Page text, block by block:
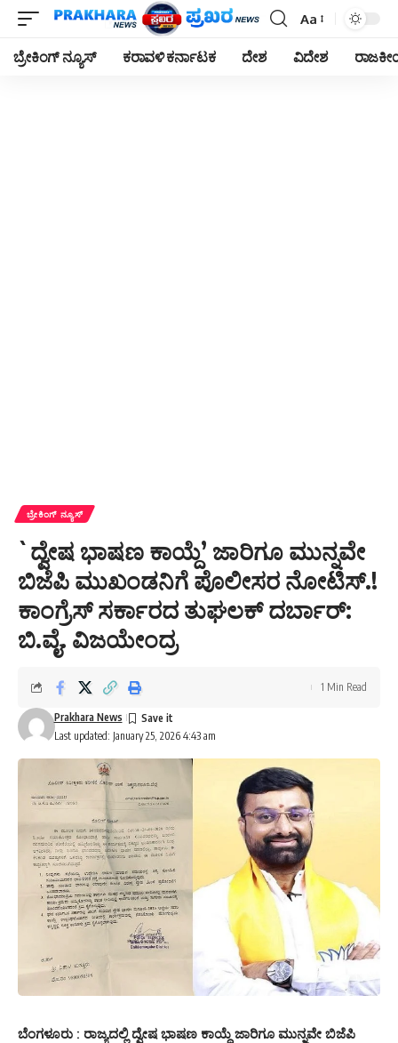
Font
Resizer
Aa
ಬ್ರೇಕಿಂಗ್ ನ್ಯೂಸ್ ಕರಾವಳಿ ಕರ್ನಾಟಕ ದೇಶ ವಿದೇಶ
ಬ್ರೇಕಿಂಗ್ ನ್ಯೂಸ್
`ದ್ವೇಷ ಭಾಷಣ ಕಾಯ್ದೆ’ ಜಾರಿಗೂ ಮುನ್ನವೇ
ಬಿಜೆಪಿ ಮುಖಂಡನಿಗೆ ಪೊಲೀಸರ ನೋಟಿಸ್.!
ಕಾಂಗ್ರೆಸ್ ಸರ್ಕಾರದ ತುಘಲಕ್ ದರ್ಬಾರ್:
ಬಿ.ವೈ. ವಿಜಯೇಂದ್ರ
Last updated: January 25, 2026 4:43 am
Prakhara News
1 Min Read
ಬೆಂಗಳೂರು : ರಾಜ್ಯದಲ್ಲಿ ದ್ವೇಷ ಭಾಷಣ ಕಾಯ್ದೆ ಜಾರಿಗೂ ಮುನ್ನವೇ ಬಿಜೆಪಿ